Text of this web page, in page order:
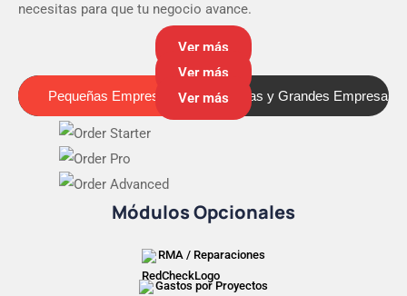
necesitas para que tu negocio avance.
Pequeñas Empresas
Pequeñas Empresas Medianas y Grandes Empresas
Ver más
Ver más
Ver más
Módulos Opcionales
RMA / Reparaciones
Gastos por Proyectos